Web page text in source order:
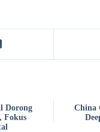
Dorong
Fokus
China